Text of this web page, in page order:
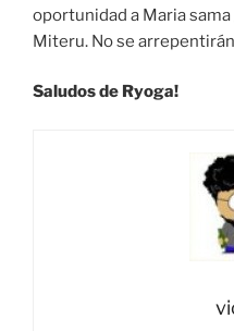
oportunidad a Maria sama
Miteru. No se
Saludos de Ryoga!